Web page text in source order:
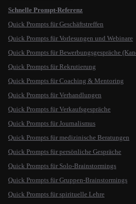
Schnelle Prompt-Referenz
Quick Prompts für Geschäftstreffen
Quick Prompts für Vorlesungen und Webinare
Quick Prompts für Bewerbungsgespräche
Quick Prompts für Rekrutierung
Quick Prompts für Coaching & Mentoring
Quick Prompts für Verhandlungen
Quick Prompts für Verkaufsgespräche
Quick Prompts für Journalismus
Quick Prompts für medizinische Beratungen
Quick Prompts für persönliche Gespräche
Quick Prompts für Solo-Brainstormings
Quick Prompts für Gruppen-Brainstormings
Quick Prompts für spirituelle Lehre